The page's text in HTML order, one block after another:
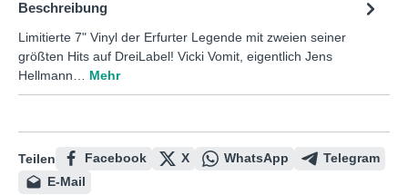
Beschreibung
Limitierte 7" Vinyl der Erfurter Legende mit zweien seiner
größten Hits auf DreiLabel! Vicki Vomit, eigentlich Jens
Hellmann… Mehr
Teilen Facebook X WhatsApp
Telegram
E-Mail